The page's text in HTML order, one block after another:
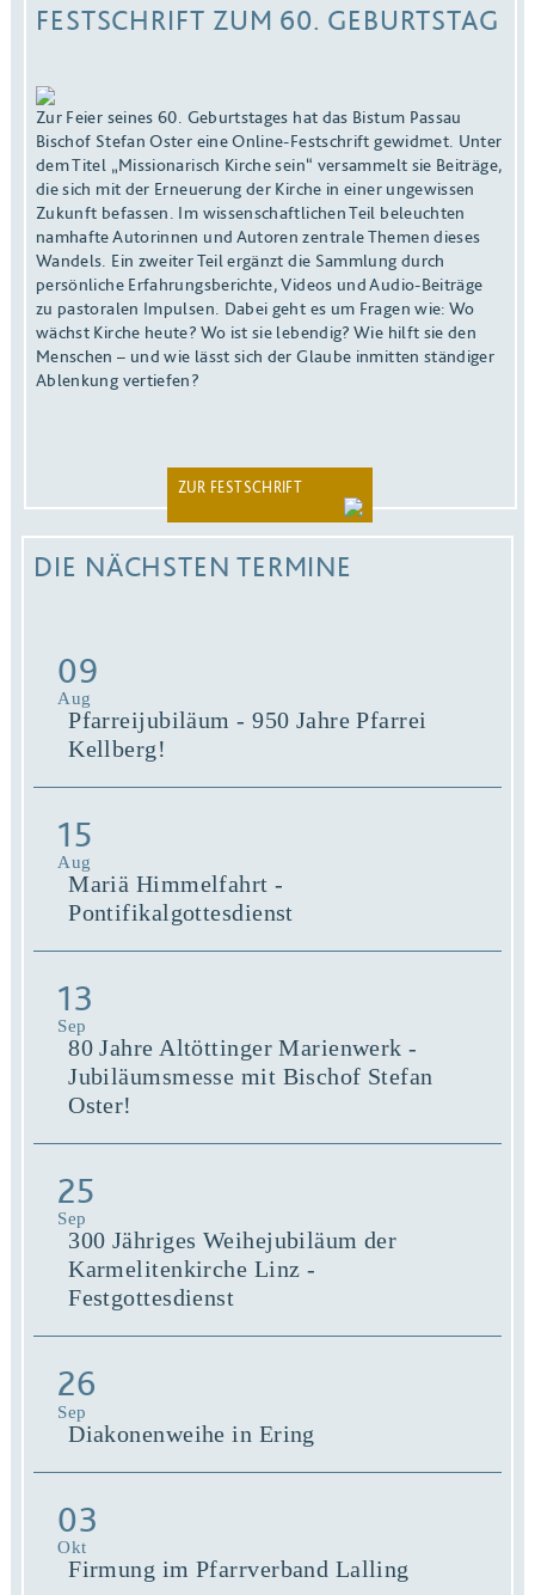
FESTSCHRIFT ZUM 60. GEBURTSTAG
Zur Feier seines 60. Geburtstages hat das Bistum Passau
Bischof Stefan Oster eine Online-Festschrift gewidmet. Unter
dem Titel „Missionarisch Kirche sein“ versammelt sie Beiträge,
die sich mit der Erneuerung der Kirche in einer ungewissen
Zukunft befassen. Im wissenschaftlichen Teil beleuchten
namhafte Autorinnen und Autoren zentrale Themen dieses
Wandels. Ein zweiter Teil ergänzt die Sammlung durch
persönliche Erfahrungsberichte, Videos und Audio-Beiträge
zu pastoralen Impulsen. Dabei geht es um Fragen wie: Wo
wächst Kirche heute? Wo ist sie lebendig? Wie hilft sie den
Menschen – und wie lässt sich der Glaube inmitten ständiger
Ablenkung vertiefen?
ZUR FESTSCHRIFT
DIE NÄCHSTEN TERMINE
09
Aug
Pfarreijubiläum - 950 Jahre Pfarrei
Kellberg!
15
Aug
Mariä Himmelfahrt -
Pontifikalgottesdienst
13
Sep
80 Jahre Altöttinger Marienwerk -
Jubiläumsmesse mit Bischof Stefan
Oster!
25
Sep
300 Jähriges Weihejubiläum der
Karmelitenkirche Linz -
Festgottesdienst
26
Sep
Diakonenweihe in Ering
03
Okt
Firmung im Pfarrverband Lalling